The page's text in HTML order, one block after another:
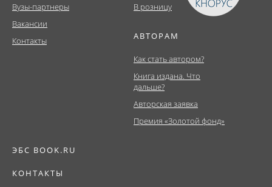
Вузы-партнеры
Вакансии
Контакты
В розницу
АВТОРАМ
Как стать автором?
Книга издана. Что
дальше?
Авторская заявка
Премия «Золотой фонд»
ЭБС BOOK.RU
КОНТАКТЫ